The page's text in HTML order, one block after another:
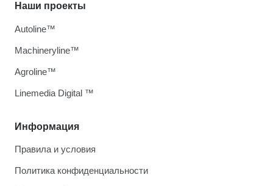
Информация
Правила и условия
Политика конфиденциальности
Наши проекты
Autoline™
Machineryline™
Agroline™
Linemedia Digital ™